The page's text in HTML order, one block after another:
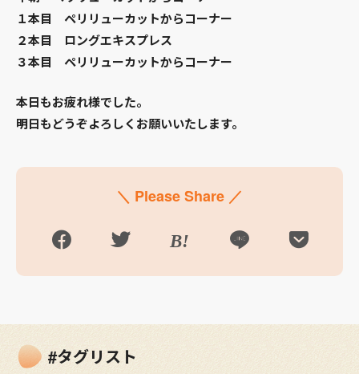
１本目 ペリリューカットからコーナー
２本目 ロングエキスプレス
３本目 ペリリューカットからコーナー
本日もお疲れ様でした。
明日もどうぞよろしくお願いいたします。
＼ Please Share ／
#タグリスト